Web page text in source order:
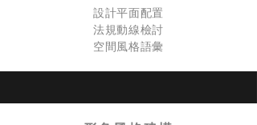
設計平面配置
法規動線檢討
空間風格語彙